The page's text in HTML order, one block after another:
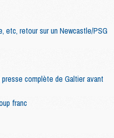
etc, retour sur un Newcastle/PSG
complète de Galtier avant
franc